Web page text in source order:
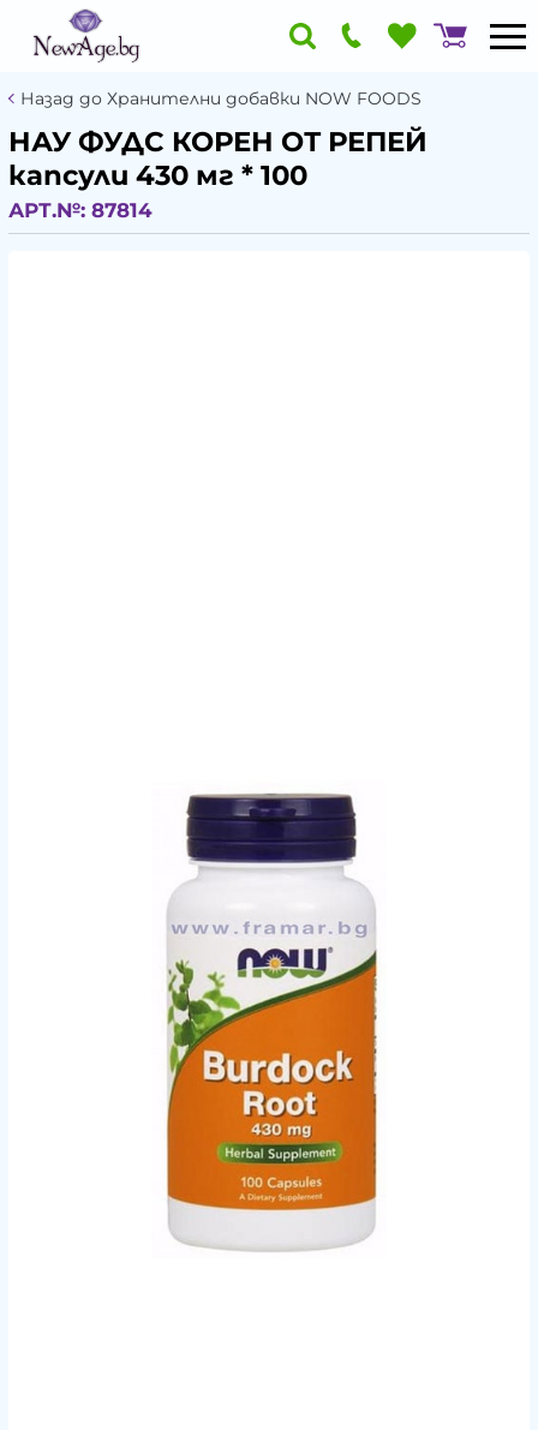
Назад до Хранителни добавки NOW FOODS
НАУ ФУДС КОРЕН ОТ РЕПЕЙ
капсули 430 мг * 100
АРТ.№: 87814